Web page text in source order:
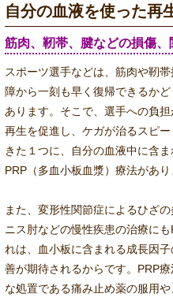
自分の血液を使った再
筋肉、靭帯、腱などの損傷
スポーツ選手などは、筋肉や靭
障から一刻も早く復帰できるか
あります。そこで、選手への負
再生を促進し、ケガが治るスピ
きた１つに、自分の血液中に含
PRP（多血小板血漿）療法があり
また、変形性関節症によるひざ
ニス肘などの慢性疾患の治療に
れは、血小板に含まれる成長因
善が期待されるからです。PRP
な処置である痛み止め薬の服用